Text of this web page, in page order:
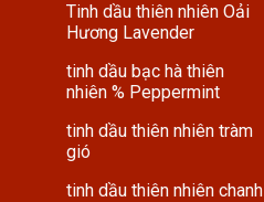
Tinh dầu thiên nhiên Oải
Hương Lavender
tinh dầu bạc hà thiên
nhiên % Peppermint
tinh dầu thiên nhiên tràm
gió
tinh dầu thiên nhiên chanh